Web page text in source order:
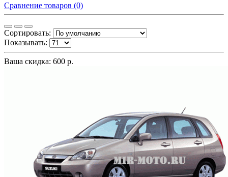
Сравнение товаров (0)
Сортировать:
Показывать:
Ваша скидка: 600 р.